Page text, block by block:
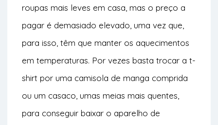
roupas mais leves em casa, mas o preço a
pagar é demasiado elevado, uma vez que,
para isso, têm que manter os aquecimentos
em temperaturas. Por vezes basta trocar a t-
shirt por uma camisola de manga comprida
ou um casaco, umas meias mais quentes,
para conseguir baixar o aparelho de